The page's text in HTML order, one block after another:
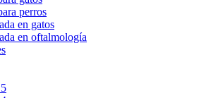
perros
en gatos
en oftalmología